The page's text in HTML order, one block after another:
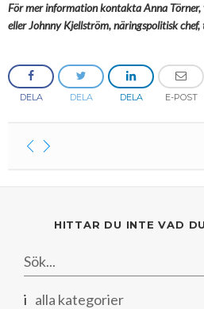
För mer information kontakta Anna
eller Johnny Kjellström, näringspolitisk
DELA DELA DELA E-POST
HITTAR DU INTE VAD
i alla kategorier